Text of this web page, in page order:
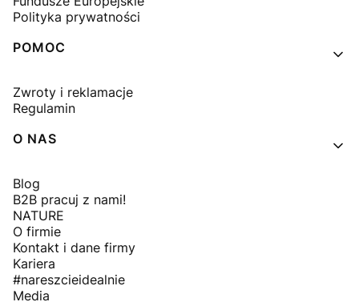
Polityka prywatności
POMOC
Zwroty i reklamacje
Regulamin
O NAS
Blog
B2B pracuj z nami!
NATURE
O firmie
Kontakt i dane firmy
Kariera
#nareszcieidealnie
Media